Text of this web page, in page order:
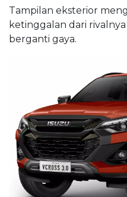
Tampilan eksterior
ketinggalan dari
berganti gaya.